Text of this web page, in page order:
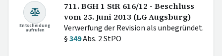
Entscheidung
aufrufen
711. BGH 1 StR 616/12 - Beschluss
vom 25. Juni 2013 (LG Augsburg)
Verwerfung der Revision als unbegründet.
§349Abs. 2 StPO